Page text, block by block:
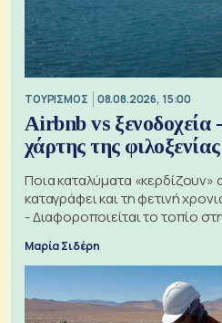
ΤΟΥΡΙΣΜΟΣ 08.08.2026, 15:00
Airbnb vs ξενοδοχεία
χάρτης της
Ποια καταλύματα
καταγράφει και τη φετινή
- Διαφοροποιείται το τοπίο
Μαρία Σιδέρη